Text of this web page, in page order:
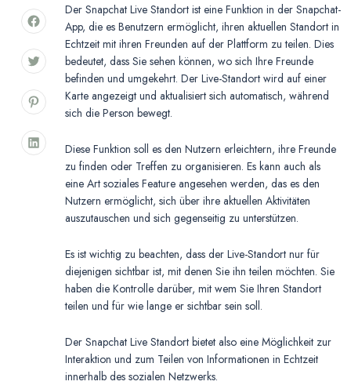
Der Snapchat Live Standort ist eine Funktion in der Snapchat-
App, die es Benutzern ermöglicht, ihren aktuellen Standort in
Echtzeit mit ihren Freunden auf der Plattform zu teilen. Dies
bedeutet, dass Sie sehen können, wo sich Ihre Freunde
befinden und umgekehrt. Der Live-Standort wird auf einer
Karte angezeigt und aktualisiert sich automatisch, während
sich die Person bewegt.
Diese Funktion soll es den Nutzern erleichtern, ihre Freunde
zu finden oder Treffen zu organisieren. Es kann auch als
eine Art soziales Feature angesehen werden, das es den
Nutzern ermöglicht, sich über ihre aktuellen Aktivitäten
auszutauschen und sich gegenseitig zu unterstützen.
Es ist wichtig zu beachten, dass der Live-Standort nur für
diejenigen sichtbar ist, mit denen Sie ihn teilen möchten. Sie
haben die Kontrolle darüber, mit wem Sie Ihren Standort
teilen und für wie lange er sichtbar sein soll.
Der Snapchat Live Standort bietet also eine Möglichkeit zur
Interaktion und zum Teilen von Informationen in Echtzeit
innerhalb des sozialen Netzwerks.